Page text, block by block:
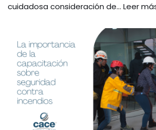
cuidadosa consideración de… Leer